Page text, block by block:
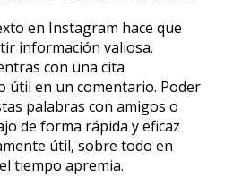
en Instagram hace que
información valiosa.
con una cita
útil en un comentario. Poder
palabras con amigos o
de forma rápida y eficaz
útil, sobre todo en
tiempo apremia.